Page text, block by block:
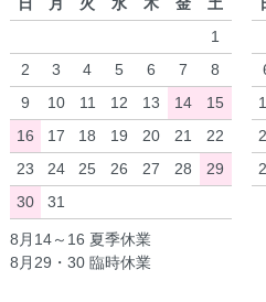
1
2
3 4 5 6 7
8
9
10 11 12 13 14
15
16
17 18 19 20 21
22
23
24 25 26 27 28
29
30
31
8月14～16 夏季休業
8月29・30 臨時休業